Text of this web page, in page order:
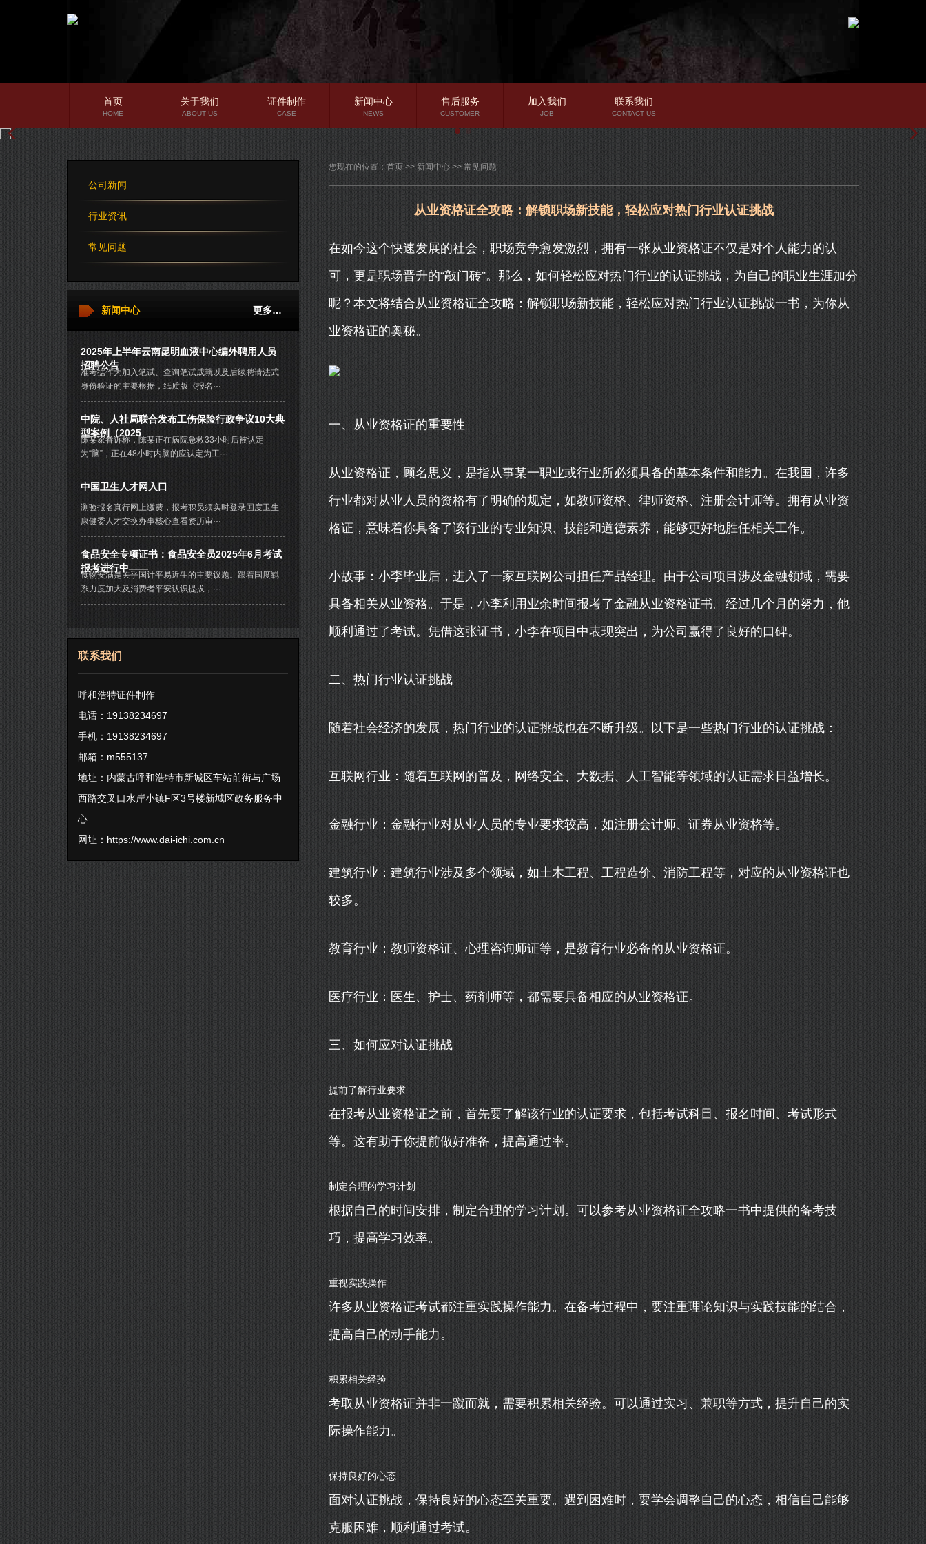
行业资讯
常见问题
首页
HOME
关于我们
ABOUT US
证件制作
CASE
新闻中心
NEWS
售后服务
CUSTOMER
加入我们
JOB
联系我们
CONTACT US
公司新闻
行业资讯
常见问题
更多…
新闻中心
2025年上半年云南昆明血液中心编外聘用人员
招聘公告
准考据作为加入笔试、查询笔试成就以及后续聘请法式
身份验证的主要根据，纸质版《报名···
中院、人社局联合发布工伤保险行政争议10大典
型案例（2025
陈某家眷诉称，陈某正在病院急救33小时后被认定
为“脑”，正在48小时内脑的应认定为工···
中国卫生人才网入口
测验报名真行网上缴费，报考职员须实时登录国度卫生
康健委人才交换办事核心查看资历审···
食品安全专项证书：食品安全员2025年6月考试
报考进行中——
食物安满是关乎国计平易近生的主要议题。跟着国度羁
系力度加大及消费者平安认识提拔，···
联系我们
呼和浩特证件制作
电话：19138234697
手机：19138234697
邮箱：m555137
地址：内蒙古呼和浩特市新城区车站前街与广场
西路交叉口水岸小镇F区3号楼新城区政务服务中
心
网址： https://www.dai-ichi.com.cn
您现在的位置： 首页 >> 新闻中心 >> 常见问题
从业资格证全攻略：解锁职场新技能，轻松应对热门行业认证挑战
在如今这个快速发展的社会，职场竞争愈发激烈，拥有一张从业资格证不仅是对个人能力的认
可，更是职场晋升的“敲门砖”。那么，如何轻松应对热门行业的认证挑战，为自己的职业生涯加分
呢？本文将结合从业资格证全攻略：解锁职场新技能，轻松应对热门行业认证挑战一书，为你从
业资格证的奥秘。
一、从业资格证的重要性
从业资格证，顾名思义，是指从事某一职业或行业所必须具备的基本条件和能力。在我国，许多
行业都对从业人员的资格有了明确的规定，如教师资格、律师资格、注册会计师等。拥有从业资
格证，意味着你具备了该行业的专业知识、技能和道德素养，能够更好地胜任相关工作。
小故事：小李毕业后，进入了一家互联网公司担任产品经理。由于公司项目涉及金融领域，需要
具备相关从业资格。于是，小李利用业余时间报考了金融从业资格证书。经过几个月的努力，他
顺利通过了考试。凭借这张证书，小李在项目中表现突出，为公司赢得了良好的口碑。
二、热门行业认证挑战
随着社会经济的发展，热门行业的认证挑战也在不断升级。以下是一些热门行业的认证挑战：
互联网行业：随着互联网的普及，网络安全、大数据、人工智能等领域的认证需求日益增长。
金融行业：金融行业对从业人员的专业要求较高，如注册会计师、证券从业资格等。
建筑行业：建筑行业涉及多个领域，如土木工程、工程造价、消防工程等，对应的从业资格证也
较多。
教育行业：教师资格证、心理咨询师证等，是教育行业必备的从业资格证。
医疗行业：医生、护士、药剂师等，都需要具备相应的从业资格证。
三、如何应对认证挑战
提前了解行业要求
在报考从业资格证之前，首先要了解该行业的认证要求，包括考试科目、报名时间、考试形式
等。这有助于你提前做好准备，提高通过率。
制定合理的学习计划
根据自己的时间安排，制定合理的学习计划。可以参考从业资格证全攻略一书中提供的备考技
巧，提高学习效率。
重视实践操作
许多从业资格证考试都注重实践操作能力。在备考过程中，要注重理论知识与实践技能的结合，
提高自己的动手能力。
积累相关经验
考取从业资格证并非一蹴而就，需要积累相关经验。可以通过实习、兼职等方式，提升自己的实
际操作能力。
保持良好的心态
面对认证挑战，保持良好的心态至关重要。遇到困难时，要学会调整自己的心态，相信自己能够
克服困难，顺利通过考试。